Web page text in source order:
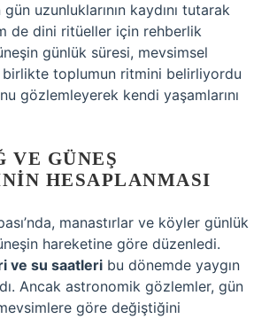
uzunluklarının kaydını tutarak
de dini ritüeller için rehberlik
günlük süresi, mevsimsel
toplumun ritmini belirliyordu
gözlemleyerek kendi yaşamlarını
VE GÜNEŞ
HESAPLANMASI
manastırlar ve köyler günlük
hareketine göre düzenledi.
ve su saatleri bu dönemde yaygın
Ancak astronomik gözlemler, gün
göre değiştiğini